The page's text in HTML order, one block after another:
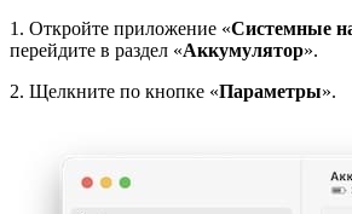
1. Откройте приложение «Системные
перейдите в раздел «Аккумулятор».
2. Щелкните по кнопке «Параметры».